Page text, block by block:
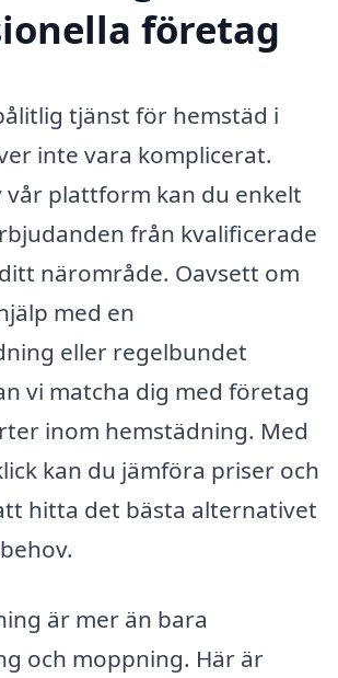
företag
tjänst för hemstäd i
inte vara komplicerat.
vår plattform kan du enkelt
från kvalificerade
närområde. Oavsett om
med en
eller regelbundet
vi matcha dig med företag
inom hemstädning. Med
kan du jämföra priser och
hitta det bästa alternativet
är mer än bara
och moppning. Här är